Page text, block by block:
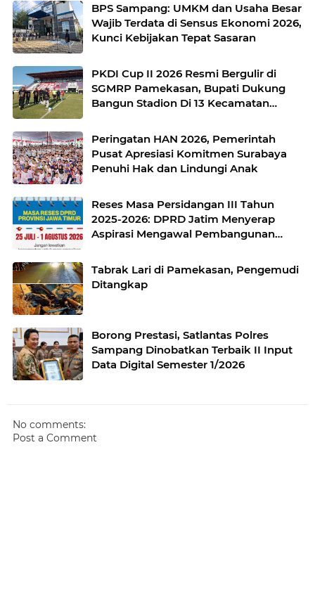
BPS Sampang: UMKM dan Usaha Besar
Wajib Terdata di Sensus Ekonomi 2026,
Kunci Kebijakan Tepat Sasaran
PKDI Cup II 2026 Resmi Bergulir di
SGMRP Pamekasan, Bupati Dukung
Bangun Stadion Di 13 Kecamatan
Peringatan HAN 2026, Pemerintah
Pusat Apresiasi Komitmen Surabaya
Penuhi Hak dan Lindungi Anak
Reses Masa Persidangan III Tahun
2025-2026: DPRD Jatim Menyerap
Aspirasi Mengawal Pembangunan
Tabrak Lari di Pamekasan, Pengemudi
Ditangkap
Borong Prestasi, Satlantas Polres
Sampang Dinobatkan Terbaik II Input
Data Digital Semester 1/2026
No comments:
Post a Comment